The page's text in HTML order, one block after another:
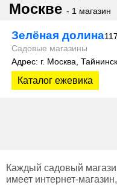
Москве - 1 магазин
Зелёная долина
Садовые магазины
Адрес: г. Москва,
Каталог ежевика
Каждый садовый
имеет интернет-